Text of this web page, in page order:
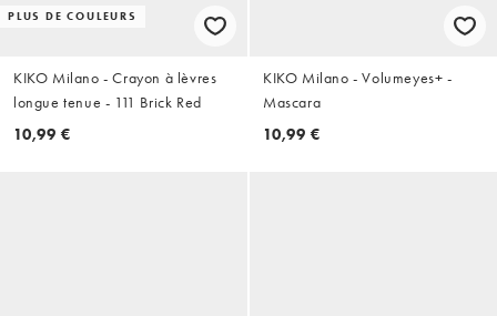
PLUS DE COULEURS
KIKO Milano - Crayon à lèvres
longue tenue - 111 Brick Red
10,99 €
KIKO Milano - Volumeyes+ -
Mascara
10,99 €